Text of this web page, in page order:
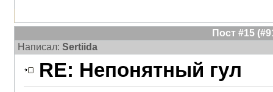
Пост #15
Написал: Sertiida
RE: Непонятный гул